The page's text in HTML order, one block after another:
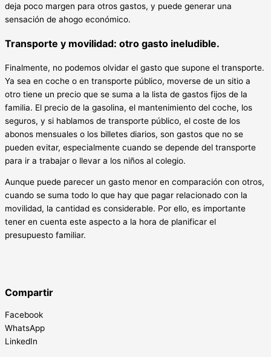
deja poco margen para otros gastos, y puede generar una
sensación de ahogo económico.
Transporte y movilidad: otro gasto ineludible.
Finalmente, no podemos olvidar el gasto que supone el transporte.
Ya sea en coche o en transporte público, moverse de un sitio a
otro tiene un precio que se suma a la lista de gastos fijos de la
familia. El precio de la gasolina, el mantenimiento del coche, los
seguros, y si hablamos de transporte público, el coste de los
abonos mensuales o los billetes diarios, son gastos que no se
pueden evitar, especialmente cuando se depende del transporte
para ir a trabajar o llevar a los niños al colegio.
Aunque puede parecer un gasto menor en comparación con otros,
cuando se suma todo lo que hay que pagar relacionado con la
movilidad, la cantidad es considerable. Por ello, es importante
tener en cuenta este aspecto a la hora de planificar el
presupuesto familiar.
Compartir
Facebook
WhatsApp
LinkedIn